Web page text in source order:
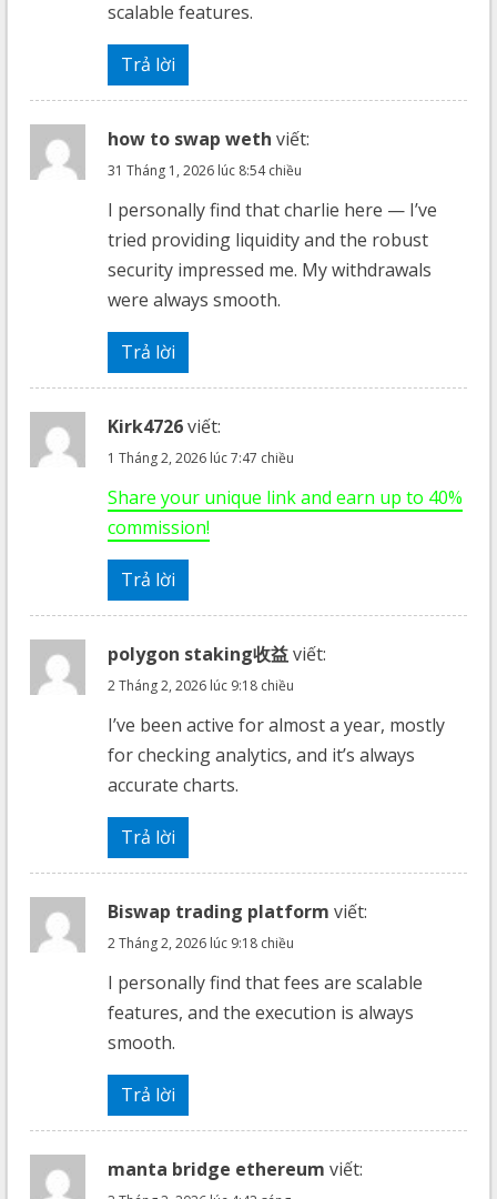
scalable features.
Trả lời
how to swap weth viết:
31 Tháng 1, 2026 lúc 8:54 chiều
I personally find that charlie here — I’ve
tried providing liquidity and the robust
security impressed me. My withdrawals
were always smooth.
Trả lời
Kirk4726viết:
1 Tháng 2, 2026 lúc 7:47 chiều
Share your unique link and earn up to 40%
commission!
Trả lời
polygon staking收益viết:
2 Tháng 2, 2026 lúc 9:18 chiều
I’ve been active for almost a year, mostly
for checking analytics, and it’s always
accurate charts.
Trả lời
Biswap trading platform viết:
2 Tháng 2, 2026 lúc 9:18 chiều
I personally find that fees are scalable
features, and the execution is always
smooth.
Trả lời
manta bridge ethereum viết: